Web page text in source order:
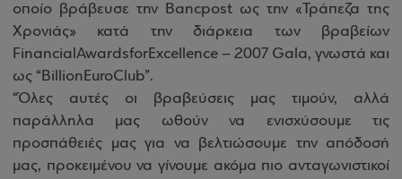
οποίο βράβευσε την Bancpost ως την «Τράπεζα της
Χρονιάς» κατά την διάρκεια των βραβείων
FinancialAwardsforExcellence – 2007 Gala, γνωστά και
ως “BillionEuroClub”.
“Όλες αυτές οι βραβεύσεις μας τιμούν, αλλά
παράλληλα μας ωθούν να ενισχύσουμε τις
προσπάθειές μας για να βελτιώσουμε την απόδοσή
μας, προκειμένου να γίνουμε ακόμα πιο ανταγωνιστικοί